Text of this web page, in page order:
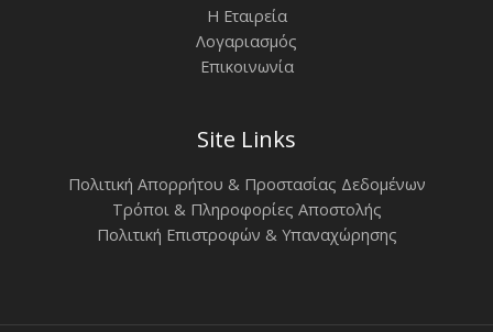
Η Εταιρεία
Λογαριασμός
Επικοινωνία
Site Links
Πολιτική Απορρήτου & Προστασίας Δεδομένων
Τρόποι & Πληροφορίες Αποστολής
Πολιτική Επιστροφών & Υπαναχώρησης